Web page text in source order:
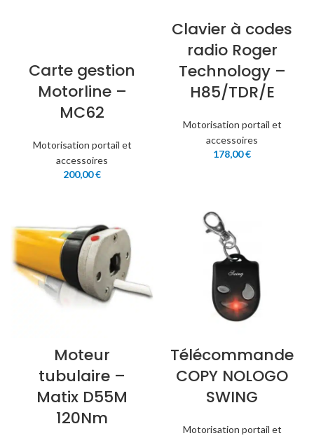
Carte gestion
Motorline –
MC62
Motorisation portail et
accessoires
200,00€
Clavier à codes
radio Roger
Technology –
H85/TDR/E
Motorisation portail et
accessoires
178,00€
Moteur
tubulaire –
Matix D55M
120Nm
Télécommande
COPY NOLOGO
SWING
Motorisation portail et